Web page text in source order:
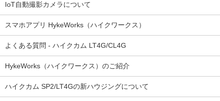
IoT自動撮影カメラについて
スマホアプリ HykeWorks（ハイクワークス）
よくある質問 - ハイクカム LT4G/CL4G
HykeWorks（ハイクワークス）のご紹介
ハイクカム SP2/LT4Gの新ハウジングについて